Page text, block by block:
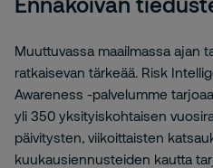
Muuttuvassa maailmassa ajan
ratkaisevan tärkeää. Risk
Awareness -palvelumme
yli 350 yksityiskohtaisen
päivitysten, viikoittaisten
kuukausiennusteiden kautta